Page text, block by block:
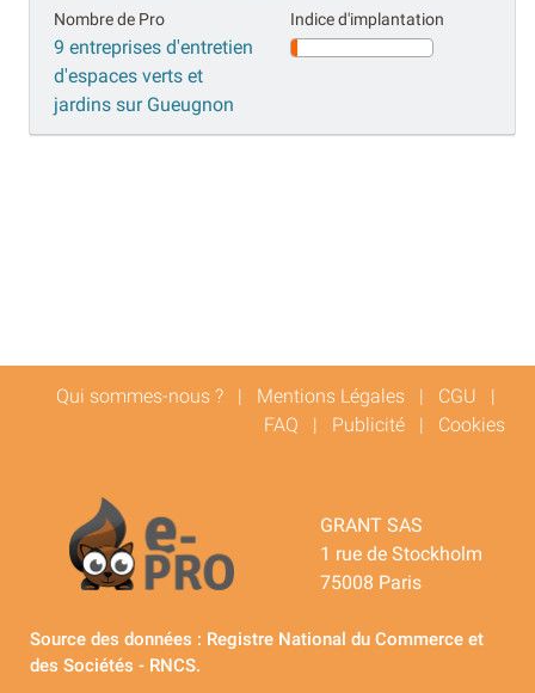
Nombre de Pro
9 entreprises d'entretien
d'espaces verts et
jardins sur Gueugnon
Indice d'implantation
Qui sommes-nous ? | Mentions Légales | CGU |
FAQ | Publicité | Cookies
GRANT SAS
1 rue de Stockholm
75008 Paris
Source des données : Registre National du Commerce et
des Sociétés - RNCS.